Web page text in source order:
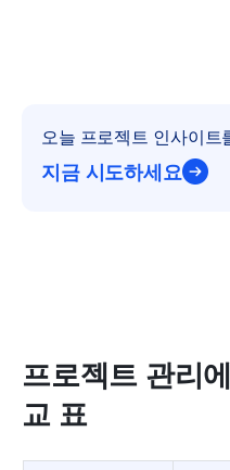
오늘 프로젝트 인사이
지금 시도하세요
프로젝트 관리
교 표